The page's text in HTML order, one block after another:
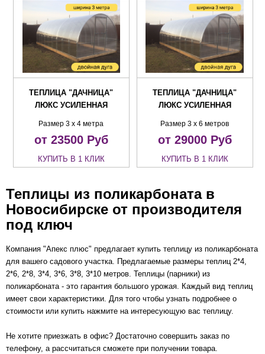
ТЕПЛИЦА "ДАЧНИЦА"
ЛЮКС УСИЛЕННАЯ
Размер 3 х 4 метра
от 23500Руб
КУПИТЬ В 1 КЛИК
ТЕПЛИЦА "ДАЧНИЦА"
ЛЮКС УСИЛЕННАЯ
Размер 3 х 6 метров
от 29000Руб
КУПИТЬ В 1 КЛИК
Теплицы из поликарбоната в
Новосибирске от производителя
под ключ
Компания "Апекс плюс" предлагает купить теплицу из поликарбоната
для вашего садового участка. Предлагаемые размеры теплиц 2*4,
2*6, 2*8, 3*4, 3*6, 3*8, 3*10 метров. Теплицы (парники) из
поликарбоната - это гарантия большого урожая. Каждый вид теплиц
имеет свои характеристики. Для того чтобы узнать подробнее о
стоимости или купить нажмите на интересующую вас теплицу.
Не хотите приезжать в офис? Достаточно совершить заказ по
телефону, а рассчитаться сможете при получении товара.